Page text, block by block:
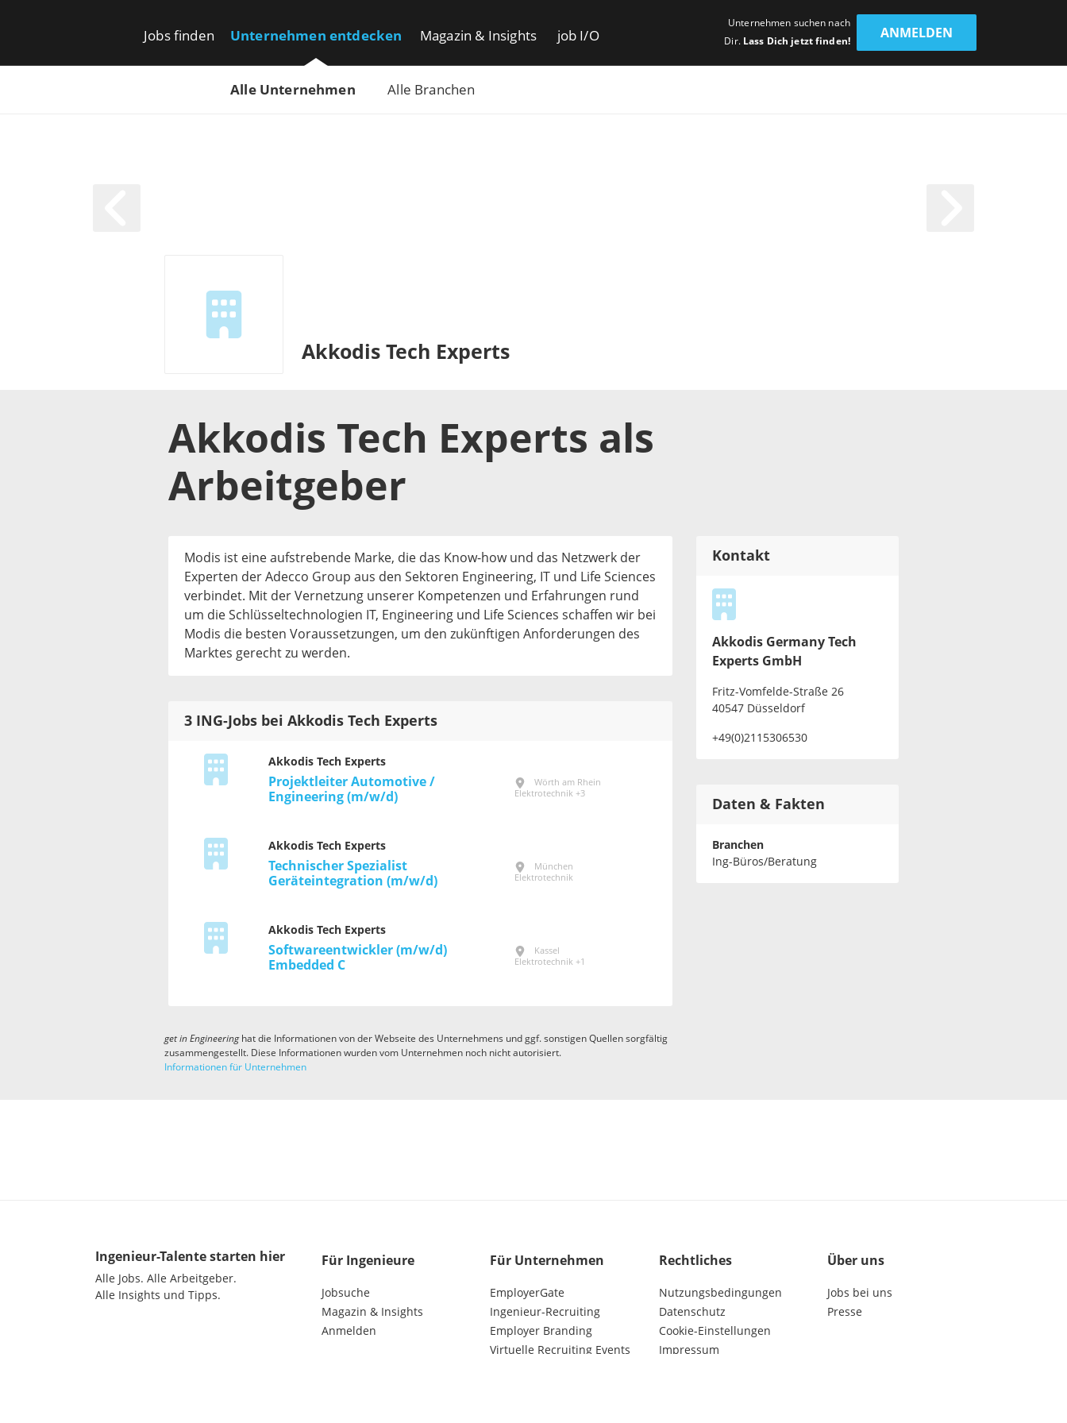
Jobs finden Unternehmen entdecken
Alle Unternehmen Alle Branchen
Magazin & Insights job I/O
Unternehmen suchen nach
Dir. Lass Dich jetzt finden!
ANMELDEN
Akkodis Tech Experts
Akkodis Tech Experts als
Arbeitgeber
Modis ist eine aufstrebende Marke, die das Know-how und das Netzwerk der
Experten der Adecco Group aus den Sektoren Engineering, IT und Life Sciences
verbindet. Mit der Vernetzung unserer Kompetenzen und Erfahrungen rund
um die Schlüsseltechnologien IT, Engineering und Life Sciences schaffen wir bei
Modis die besten Voraussetzungen, um den zukünftigen Anforderungen des
Marktes gerecht zu werden.
3 ING-Jobs bei Akkodis Tech Experts
Akkodis Tech Experts
Projektleiter Automotive /
Engineering (m/w/d)
Wörth am Rhein
Elektrotechnik +3
Akkodis Tech Experts
Technischer Spezialist
Geräteintegration (m/w/d)
München
Elektrotechnik
Akkodis Tech Experts
Softwareentwickler (m/w/d)
Embedded C
Kassel
Elektrotechnik +1
Kontakt
Akkodis Germany Tech
Experts GmbH
Fritz-Vomfelde-Straße 26
40547 Düsseldorf
+49(0)2115306530
Daten & Fakten
Branchen
Ing-Büros/Beratung
get in Engineeringhat die Informationen von der Webseite des Unternehmens und ggf. sonstigen Quellen sorgfältig
zusammengestellt. Diese Informationen wurden vom Unternehmen noch nicht autorisiert.
Informationen für Unternehmen
Ingenieur-Talente starten hier
Alle Jobs. Alle Arbeitgeber.
Alle Insights und Tipps.
Für Ingenieure
Jobsuche
Magazin & Insights
Anmelden
Für Unternehmen
EmployerGate
Ingenieur-Recruiting
Employer Branding
Virtuelle Recruiting Events
Rechtliches
Nutzungsbedingungen
Datenschutz
Cookie-Einstellungen
Impressum
Über uns
Jobs bei uns
Presse